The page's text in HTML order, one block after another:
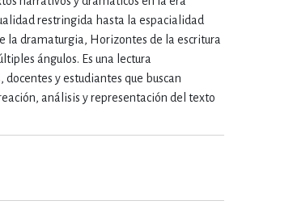
restringida hasta la espacialidad
la dramaturgia, Horizontes de la escritura
ángulos. Es una lectura
y estudiantes que buscan
análisis y representación del texto